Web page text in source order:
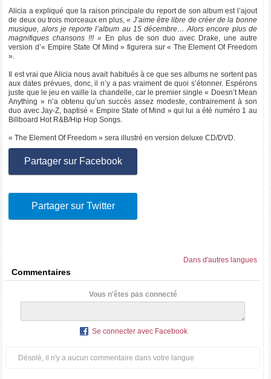
Alicia a expliqué que la raison principale du report de son album est l’ajout
de deux ou trois morceaux en plus,« J’aime être libre de créer de la bonne
musique, alors je reporte l’album au 15 décembre… Alors encore plus de
magnifiques chansons !!! » En plus de son duo avec Drake, une autre
version d’« Empire State Of Mind » figurera sur « The Element Of Freedom
».
Il est vrai que Alicia nous avait habitués à ce que ses albums ne sortent pas
aux dates prévues, donc, il n’y a pas vraiment de quoi s’étonner. Espérons
juste que le jeu en vaille la chandelle, car le premier single « Doesn’t Mean
Anything » n’a obtenu qu’un succès assez modeste, contrairement à son
duo avec Jay-Z, baptisé « Empire State of Mind » qui lui a été numéro 1 au
Billboard Hot R&B/Hip Hop Songs.
« The Element Of Freedom » sera illustré en version deluxe CD/DVD.
Partager sur Facebook
Partager sur Twitter
Dans d'autres langues
Commentaires
Vous n'êtes pas connecté
Se connecter avec Facebook
Désolé, il n'y a aucun commentaire dans votre langue